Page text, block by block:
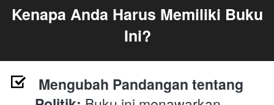
Kenapa Anda Harus Memiliki Buku
Ini?
Mengubah Pandangan tentang